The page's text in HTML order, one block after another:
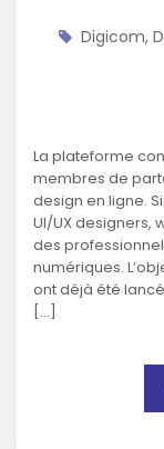
Digicom,
La plateforme
membres de
design en ligne.
UI/UX designers,
des
numériques.
ont déjà été
[…]